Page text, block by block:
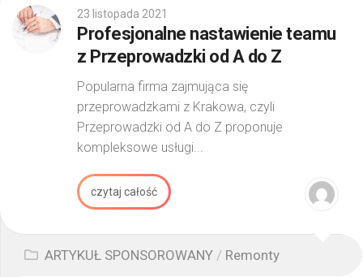
23 listopada 2021
Profesjonalne nastawienie teamu
z Przeprowadzki od A do Z
Popularna firma zajmująca się
przeprowadzkami z Krakowa, czyli
Przeprowadzki od A do Z proponuje
kompleksowe usługi...
czytaj całość
ARTYKUŁ SPONSOROWANY / Remonty